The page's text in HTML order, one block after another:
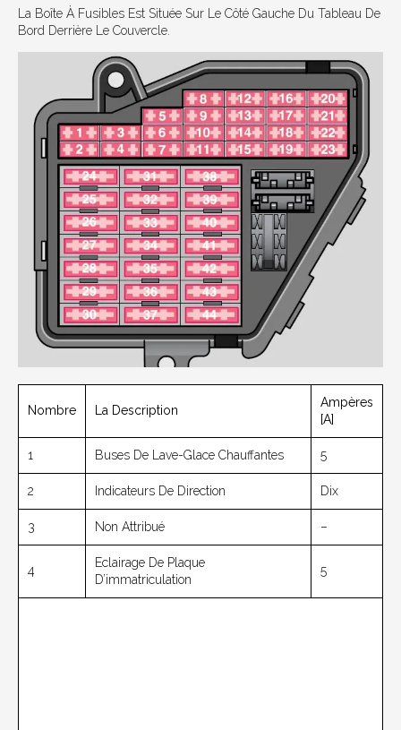
La Boîte À Fusibles Est Située Sur Le Côté Gauche Du Tableau De
Bord Derrière Le Couvercle.
Nombre La Description
Ampères
[A]
1 Buses De Lave-Glace Chauffantes 5
2 Indicateurs De Direction Dix
3 Non Attribué –
4
Eclairage De Plaque
D’immatriculation
5